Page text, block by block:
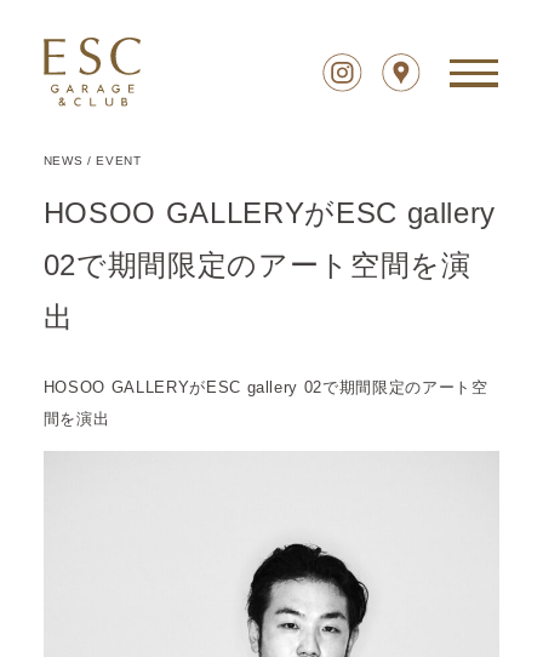
NEWS /EVENT
HOSOO GALLERYがESC gallery
02で期間限定のアート空間を演
出
HOSOO GALLERYがESC gallery 02で期間限定のアート空
間を演出